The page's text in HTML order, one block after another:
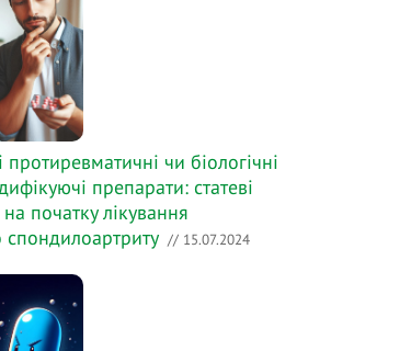
протиревматичні чи біологічні
препарати: статеві
на початку лікування
спондилоартриту // 15.07.2024